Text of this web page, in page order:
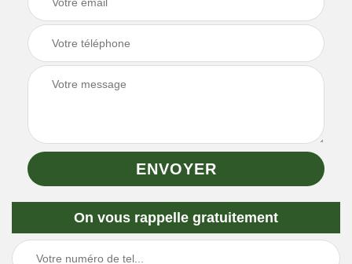
On vous rappelle gratuitement